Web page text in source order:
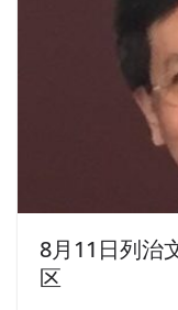
8月11日列治
区